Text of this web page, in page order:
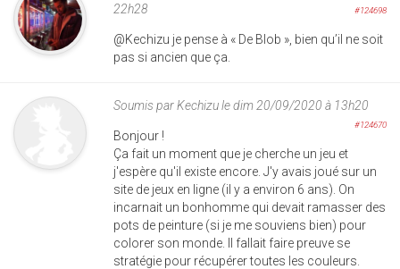
22h28
#124698
@Kechizu je pense à « De Blob », bien qu’il ne soit
pas si ancien que ça.
Soumis parKechizule dim 20/09/2020 à 13h20
#124670
Bonjour !
Ça fait un moment que je cherche un jeu et
j'espère qu'il existe encore. J'y avais joué sur un
site de jeux en ligne (il y a environ 6 ans). On
incarnait un bonhomme qui devait ramasser des
pots de peinture (si je me souviens bien) pour
colorer son monde. Il fallait faire preuve se
stratégie pour récupérer toutes les couleurs.